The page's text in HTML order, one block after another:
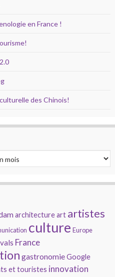
en France !
des Chinois!
architectureart artistes
culture Europe
France
gastronomieGoogle
et touristes innovation